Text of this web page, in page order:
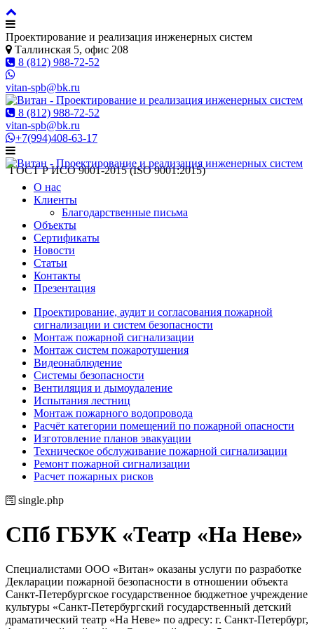
Проектирование и реализация инженерных систем
Таллинская 5, офис 208
8 (812) 988-72-52
vitan-spb@bk.ru
8 (812) 988-72-52
vitan-spb@bk.ru
+7(994)408-63-17
ГОСТ Р ИСO 9001-2015 (ISO 9001:2015)
О нас
Клиенты
Благодарственные письма
Объекты
Сертификаты
Новости
Статьи
Контакты
Презентация
Проектирование, аудит и согласования пожарной
сигнализации и систем безопасности
Монтаж пожарной сигнализации
Монтаж систем пожаротушения
Видеонаблюдение
Системы безопасности
Вентиляция и дымоудаление
Испытания лестниц
Монтаж пожарного водопровода
Расчёт категории помещений по пожарной опасности
Изготовление планов эвакуации
Техническое обслуживание пожарной сигнализации
Ремонт пожарной сигнализации
Расчет пожарных рисков
single.php
СПб ГБУК «Театр «На Неве»
Специалистами ООО «Витан» оказаны услуги по разработке
Декларации пожарной безопасности в отношении объекта
Санкт-Петербургское государственное бюджетное учреждение
культуры «Санкт-Петербургский государственный детский
драматический театр «На Неве» по адресу: г. Санкт-Петербург,